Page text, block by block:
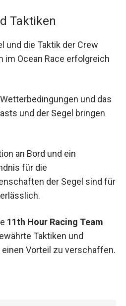
Taktiken
und die Taktik der Crew
im Ocean Race erfolgreich
und das
und der Segel bringen
an Bord und ein
für die
der Segel sind für
11th Hour Racing Team
Taktiken und
Vorteil zu verschaffen.